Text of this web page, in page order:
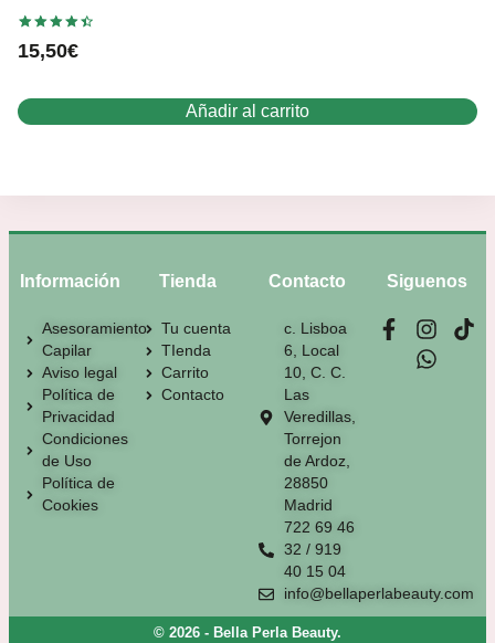
Valorado
con
15,50€
Añadir al carrito
Información
Asesoramiento
Capilar
Aviso legal
Política de
Privacidad
Condiciones
de Uso
Política de
Cookies
Tienda
Tu cuenta
TIenda
Carrito
Contacto
Contacto
c. Lisboa
6, Local
10, C. C.
Las
Veredillas,
Torrejon
de Ardoz,
28850
Madrid
722 69 46
32 / 919
40 15 04
info@bellaperlabeauty.com
Siguenos
© 2026 - Bella Perla Beauty.